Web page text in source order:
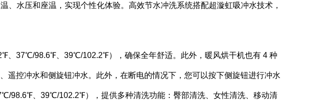
水压和座温，实现个性化体验。高效节水冲洗系统搭配超漩虹吸冲水技术，
、37℃/98.6℉、39℃/102.2℉），确保全年舒适。此外，暖风烘干机也有 4 种
遥控冲水和侧旋钮冲水。此外，在断电的情况下，您可以按下侧旋钮进行冲水
98.6℉、39℃/102.2℉），提供多种清洗功能：臀部清洗、女性清洗、移动清